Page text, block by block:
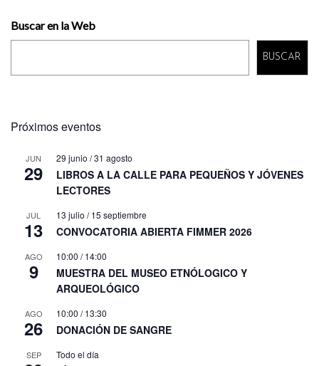
Buscar en la Web
BUSCAR
Próximos eventos
JUN
29
29 junio /31 agosto
LIBROS A LA CALLE PARA PEQUEÑOS Y JÓVENES
LECTORES
JUL
13
13 julio /15 septiembre
CONVOCATORIA ABIERTA FIMMER 2026
AGO
9
10:00 /14:00
MUESTRA DEL MUSEO ETNÓLOGICO Y
ARQUEOLÓGICO
AGO
26
10:00 /13:30
DONACIÓN DE SANGRE
SEP Todo el día